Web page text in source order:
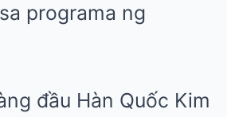
programa ng